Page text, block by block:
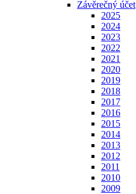
Závěrečný účet
2025
2024
2023
2022
2021
2020
2019
2018
2017
2016
2015
2014
2013
2012
2011
2010
2009